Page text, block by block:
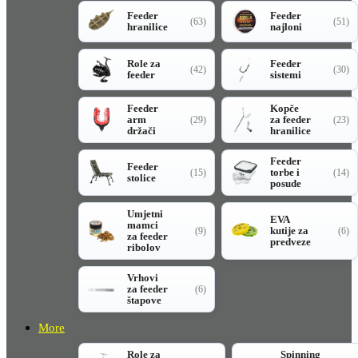
Feeder
hranilice
(63)
Feeder
najloni
(51)
Role za
feeder
(42)
Feeder
sistemi
(30)
Feeder
arm
držači
(29)
Kopče
za feeder
hranilice
(23)
Feeder
stolice
(15)
Feeder
torbe i
posude
(14)
Umjetni
mamci
za feeder
ribolov
(9)
EVA
kutije za
predveze
(6)
Vrhovi
za feeder
štapove
(6)
More
Role za
Spinning